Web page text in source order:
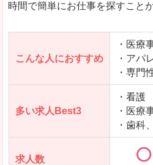
時間で簡単にお仕事を探すこと
こんな人におすすめ
・医療
・アパ
・専門
多い求人Best3
・看護
・医療
・歯科
求人数